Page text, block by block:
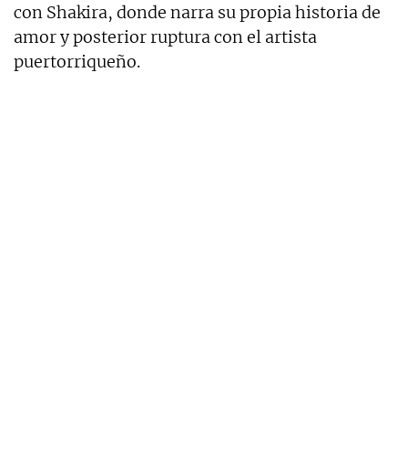
con Shakira, donde narra su propia historia de
amor y posterior ruptura con el artista
puertorriqueño.